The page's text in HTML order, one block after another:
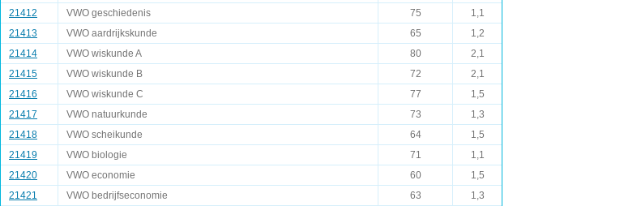
21412
VWO geschiedenis 75
1,1
21413
VWO aardrijkskunde 65
1,2
21414
VWO wiskunde A 80
2,1
21415
VWO wiskunde B 72
2,1
21416
VWO wiskunde C 77
1,5
21417
VWO natuurkunde 73
1,3
21418
VWO scheikunde 64
1,5
21419
VWO biologie 71
1,1
21420
VWO economie 60
1,5
21421
VWO bedrijfseconomie 63
1,3